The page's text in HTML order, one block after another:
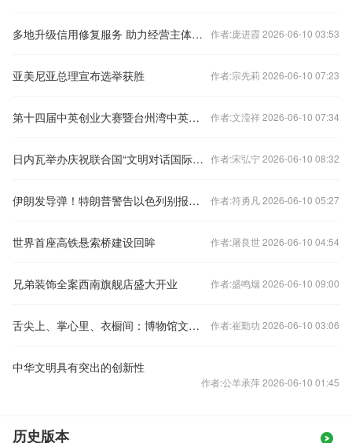
多地升级信用修复服务 助力经营主体重塑良好信用 作者:庞进霞 2026-06-10 03:53
亚美尼亚总理宣布选举获胜 作者:宗先莉 2026-06-10 07:23
第十四届中英创业大赛暨台州湾中英创业大赛启动 作者:文滢祥 2026-06-10 07:34
日内瓦举办庆祝联合国“文明对话国际日”主题活动 作者:宋弘宁 2026-06-10 08:32
伊朗发导弹！特朗普警告以色列别报复：我说了算 作者:符勇凡 2026-06-10 05:27
世界首座高铁悬索桥建设回眸 作者:屠良世 2026-06-10 04:54
兄弟装饰全案西南旗舰店盛大开业 作者:盛鸣烟 2026-06-10 09:00
舌尖上、掌心里、衣橱间：博物馆文创的N种“活法” 作者:崔勤功 2026-06-10 03:06
中华文明具有突出的创新性
作者:公羊承萍 2026-06-10 01:45
历史版本